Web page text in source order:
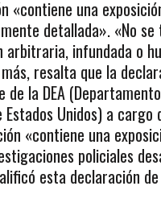
«contiene una
detallada». «No
arbitraria, infundada o
más, resalta que la
de la DEA
Estados Unidos) a cargo
«contiene una
policiales
esta declaración